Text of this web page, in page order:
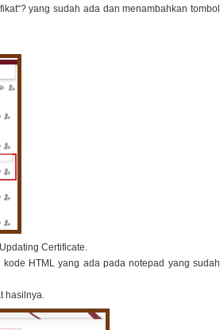
“? yang sudah ada dan menambahkan tombol
Updating Certificate.
kode HTML yang ada pada notepad yang sudah
hasilnya.